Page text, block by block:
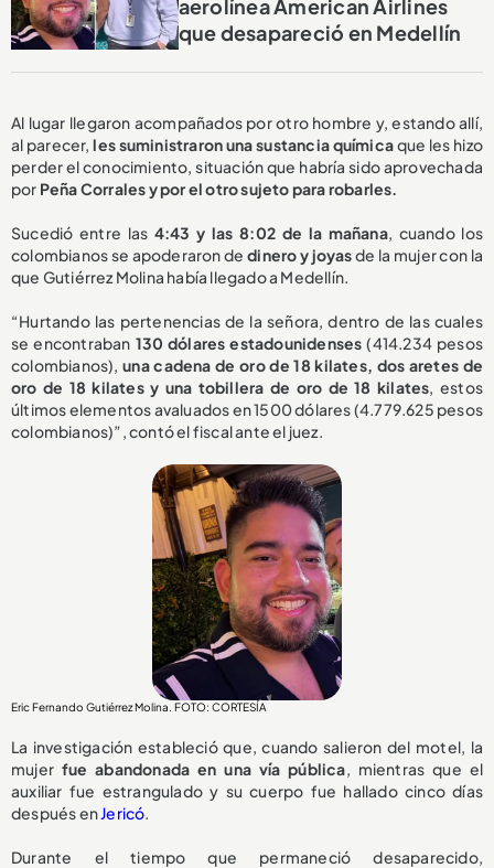
aerolínea American Airlines
que desapareció en Medellín
Al lugar llegaron acompañados por otro hombre y, estando allí,
al parecer,les suministraron una sustancia químicaque les hizo
perder el conocimiento, situación que habría sido aprovechada
por Peña Corrales y por el otro sujeto para robarles.
Sucedió entre las 4:43 y las 8:02 de la mañana, cuando los
colombianos se apoderaron dedinero y joyasde la mujer con la
que Gutiérrez Molina había llegado a Medellín.
“Hurtando las pertenencias de la señora, dentro de las cuales
se encontraban 130 dólares estadounidenses (414.234 pesos
colombianos),una cadena de oro de 18 kilates, dos aretes de
oro de 18 kilates y una tobillera de oro de 18 kilates, estos
últimos elementos avaluados en 1500 dólares (4.779.625 pesos
colombianos)”, contó el fiscal ante el juez.
Eric Fernando Gutiérrez Molina. FOTO: CORTESÍA
La investigación estableció que, cuando salieron del motel, la
mujer fue abandonada en una vía pública, mientras que el
auxiliar fue estrangulado y su cuerpo fue hallado cinco días
después enJericó.
Durante el tiempo que permaneció desaparecido,